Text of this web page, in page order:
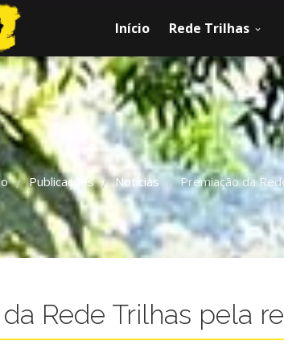
Início Rede Trilhas
/ Publicações / Notícias / Premiação da
Rede Trilhas pela